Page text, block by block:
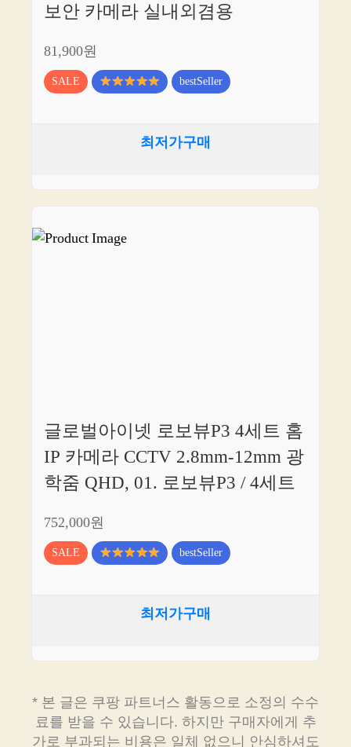
보안 카메라 실내외겸용
81,900원
SALE bestSeller
최저가구매
글로벌아이넷 로보뷰P3 4세트 홈
IP 카메라 CCTV 2.8mm-12mm 광
학줌 QHD, 01. 로보뷰P3 / 4세트
752,000원
SALE bestSeller
최저가구매
* 본 글은 쿠팡 파트너스 활동으로 소정의 수수
료를 받을 수 있습니다. 하지만 구매자에게 추
가로 부과되는 비용은 일체 없으니 안심하셔도